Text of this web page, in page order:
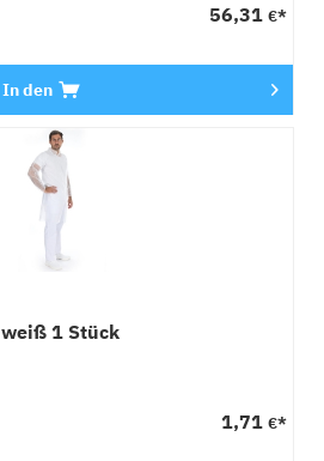
56,31 €*
In den
1 Stück
1,71 €*